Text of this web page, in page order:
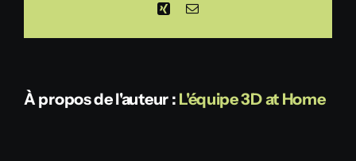
XingEmail
À propos de l'auteur : L'équipe 3D at Home